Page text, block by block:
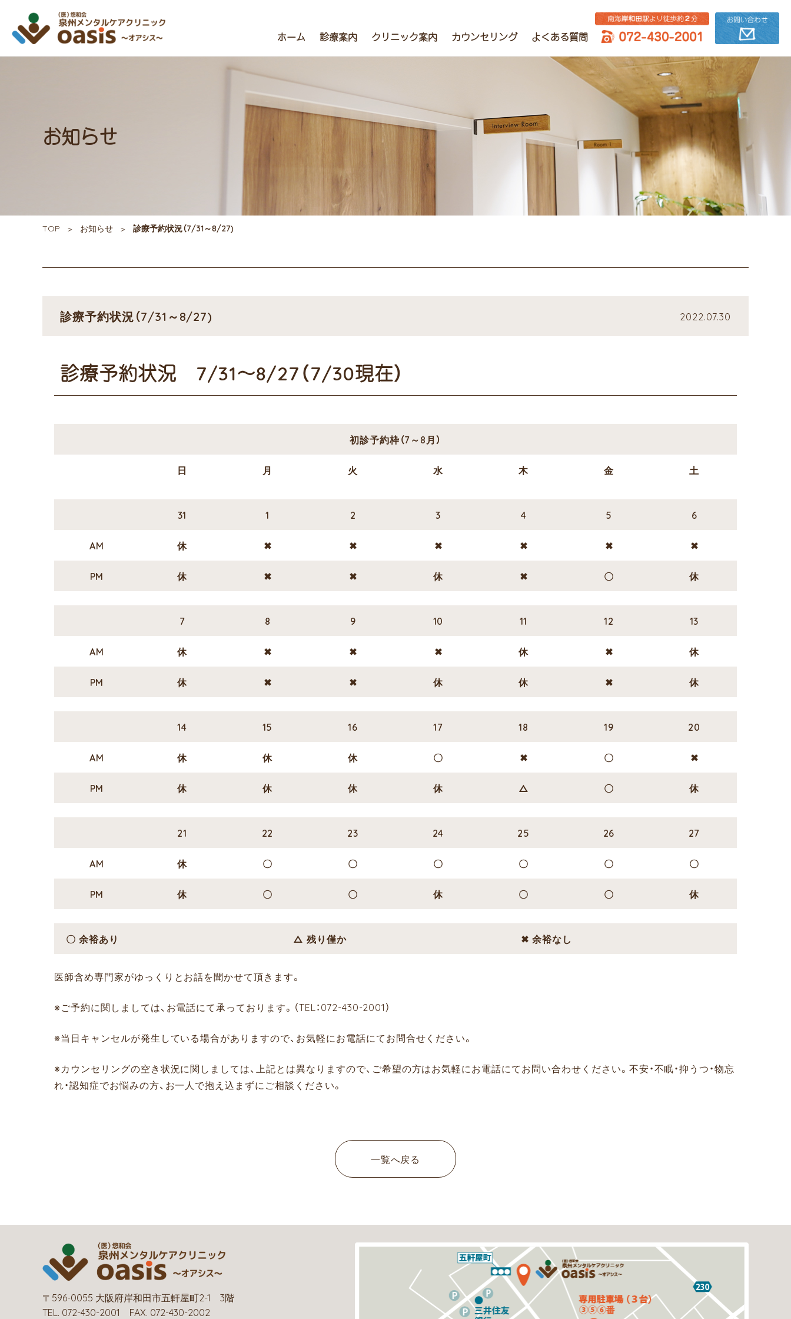
ホーム 診療案内 クリニック案内 カウンセリング よくある質問
お知らせ
TOP お知らせ 診療予約状況（7/31～8/27)
診療予約状況（7/31～8/27) 2022.07.30
診療予約状況 7/31～8/27（7/30現在）
初診予約枠（7～8月）
日 月 火 水 木 金 土
31 1 2 3 4 5 6
AM 休 ✖ ✖ ✖ ✖ ✖ ✖
PM 休 ✖ ✖ 休 ✖ 〇 休
7 8 9 10 11 12 13
AM 休 ✖ ✖ ✖ 休 ✖ 休
PM 休 ✖ ✖ 休 休 ✖ 休
14 15 16 17 18 19 20
AM 休 休 休 〇 ✖ 〇 ✖
PM 休 休 休 休 △ 〇 休
21 22 23 24 25 26 27
AM 休 〇 〇 〇 〇 〇 〇
PM 休 〇 〇 休 〇 〇 休
〇 余裕あり △ 残り僅か ✖ 余裕なし
医師含め専門家がゆっくりとお話を聞かせて頂きます。
※ご予約に関しましては、お電話にて承っております。（TEL：072-430-2001）
※当日キャンセルが発生している場合がありますので、お気軽にお電話にてお問合せください。
※カウンセリングの空き状況に関しましては、上記とは異なりますので、ご希望の方はお気軽にお電話にてお問い合わせください。 不安・不眠・抑うつ・物忘
れ・認知症でお悩みの方、お一人で抱え込まずにご相談ください。
一覧へ戻る
〒596-0055 大阪府岸和田市五軒屋町2-1 3階
TEL. 072-430-2001 FAX. 072-430-2002